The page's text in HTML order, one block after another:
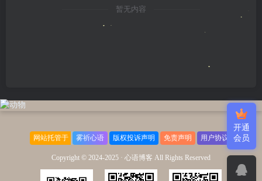
暂无内容
网站托管于 雾祈心语 版权投诉声明 免责声明 用户协议
Copyright © 2024-2025 · 心语博客 All Rights Reserved
开通
会员